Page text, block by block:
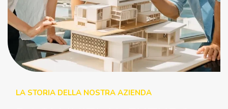
LA STORIA DELLA NOSTRA AZIENDA